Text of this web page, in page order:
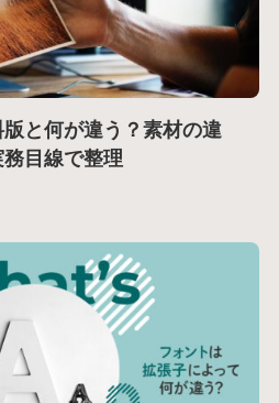
と何が違う？素材の違
目線で整理